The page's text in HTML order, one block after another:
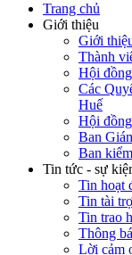
Trang chủ
Giới thiệu
Giới
Thành
Hội
Các
Huế
Hội
Ban
Ban
Tin tức - sự
Tin hoạt
Tin tài trợ
Tin trao
Thông
Lời cảm